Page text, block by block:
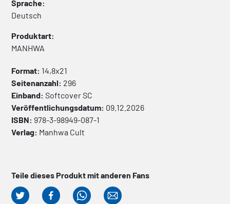
Sprache:
Deutsch
Produktart:
MANHWA
Format: 14,8x21
Seitenanzahl: 296
Einband: SoftcoverSC
Veröffentlichungsdatum: 09.12.2026
ISBN: 978-3-98949-087-1
Verlag: Manhwa Cult
Teile dieses Produkt mit anderen Fans